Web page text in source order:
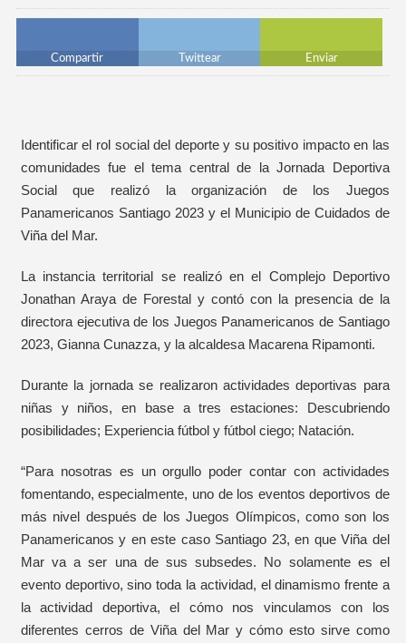
Compartir Twittear Enviar
Identificar el rol social del deporte y su positivo impacto en las
comunidades fue el tema central de la Jornada Deportiva
Social que realizó la organización de los Juegos
Panamericanos Santiago 2023 y el Municipio de Cuidados de
Viña del Mar.
La instancia territorial se realizó en el Complejo Deportivo
Jonathan Araya de Forestal y contó con la presencia de la
directora ejecutiva de los Juegos Panamericanos de Santiago
2023, Gianna Cunazza, y la alcaldesa Macarena Ripamonti.
Durante la jornada se realizaron actividades deportivas para
niñas y niños, en base a tres estaciones: Descubriendo
posibilidades; Experiencia fútbol y fútbol ciego; Natación.
“Para nosotras es un orgullo poder contar con actividades
fomentando, especialmente, uno de los eventos deportivos de
más nivel después de los Juegos Olímpicos, como son los
Panamericanos y en este caso Santiago 23, en que Viña del
Mar va a ser una de sus subsedes. No solamente es el
evento deportivo, sino toda la actividad, el dinamismo frente a
la actividad deportiva, el cómo nos vinculamos con los
diferentes cerros de Viña del Mar y cómo esto sirve como